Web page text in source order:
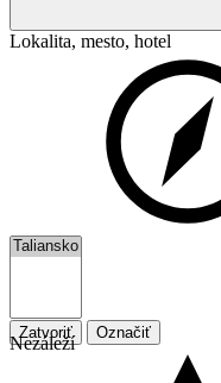
Lokalita, mesto, hotel
Zatvoriť Označiť
Nezáleží